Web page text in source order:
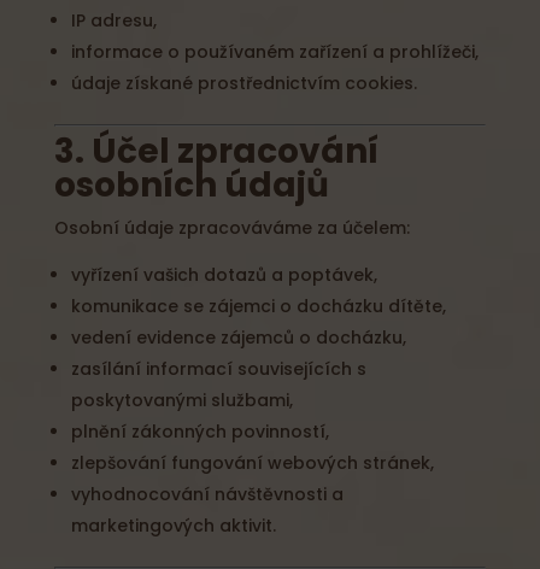
IP adresu,
informace o používaném zařízení a prohlížeči,
údaje získané prostřednictvím cookies.
3. Účel zpracování
osobních údajů
Osobní údaje zpracováváme za účelem:
vyřízení vašich dotazů a poptávek,
komunikace se zájemci o docházku dítěte,
vedení evidence zájemců o docházku,
zasílání informací souvisejících s
poskytovanými službami,
plnění zákonných povinností,
zlepšování fungování webových stránek,
vyhodnocování návštěvnosti a
marketingových aktivit.